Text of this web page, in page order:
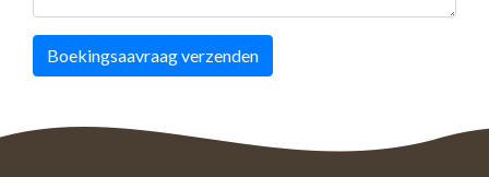
Boekingsaavraag verzenden